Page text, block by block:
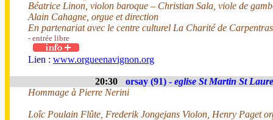
Béatrice Linon, violon baroque – Christian Sala, viole de
Alain Cahagne, orgue et direction
En partenariat avec le centre culturel La Charité de Carpentras
- entrée libre
Lien : www.orgueenavignon.org
20:30 orsay (91) - eglise St Martin St
Hommage à Pierre Nerini
Loîc Poulain Flûte, Frederik Jongejans Violon, Henry Paget